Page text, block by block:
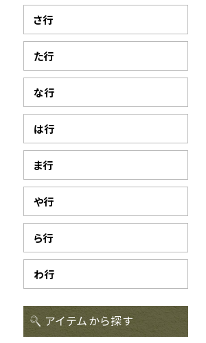
さ行
た行
な行
は行
ま行
や行
ら行
わ行
アイテムから探す